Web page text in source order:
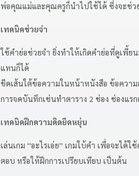
พ่อคุณแม่และคุณครูก็นำไปใช้ได้ ซึ่งจะช่ว
เทคนิคช่วยจำ
ใช้คำย่อช่วยจำ ยิ่งทำให้เกิดคำย่อที่ดูเพี้ย
แทนก็ได้
ขีดเส้นใต้ข้อความในหน้าหนังสือ ข้อควา
การจดบันทึกเช่นทำตาราง 2 ช่อง ช่องแร
เทคนิคฝึกความคิดยืดหยุ่น
เล่นเกม “อะไรเอ่ย” เกมใบ้คำ เพื่อจะไ
ตอบ หรือให้ฝึกการเปรียบเทียบ เป็นต้น